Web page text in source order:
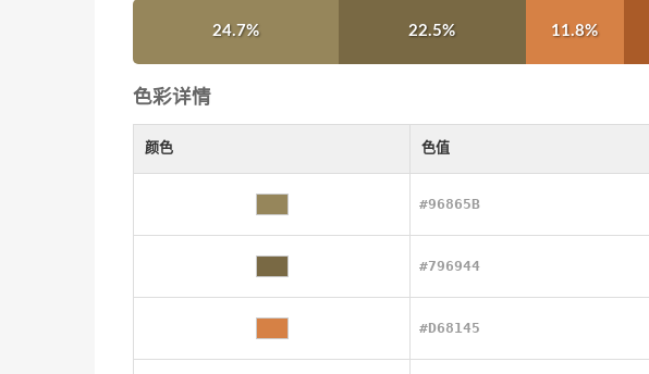
24.7% 22.5% 11.8%
色彩详情
颜色 色值
#96865B
#796944
#D68145